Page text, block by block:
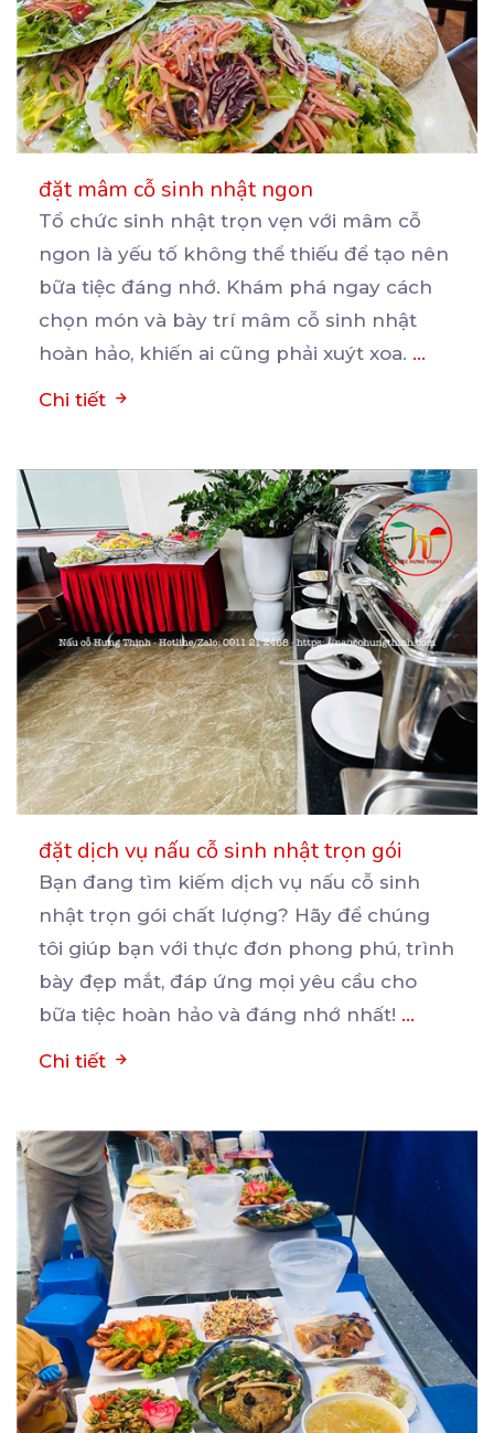
đặt mâm cỗ sinh nhật ngon
Tổ chức sinh nhật trọn vẹn với mâm cỗ
ngon là yếu tố không thể thiếu để tạo nên
bữa tiệc đáng nhớ. Khám phá ngay cách
chọn món và bày trí mâm cỗ sinh nhật
hoàn hảo, khiến ai cũng phải xuýt xoa. ...
Chi tiết
đặt dịch vụ nấu cỗ sinh nhật trọn gói
Bạn đang tìm kiếm dịch vụ nấu cỗ sinh
nhật trọn gói chất lượng? Hãy để chúng
tôi giúp bạn với thực đơn phong phú, trình
bày đẹp mắt, đáp ứng mọi yêu cầu cho
bữa tiệc hoàn hảo và đáng nhớ nhất! ...
Chi tiết